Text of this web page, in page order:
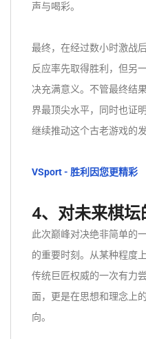
声与喝彩。
最终，在经过数小时激战
反应率先取得胜利，但另
决充满意义。不管最终结
界最顶尖水平，同时也证
继续推动这个古老游戏的
VSport - 胜利因您更精彩
4、对未来棋坛
此次巅峰对决绝非简单的
的重要时刻。从某种程度
传统巨匠权威的一次有力
面，更是在思想和理念上
向。